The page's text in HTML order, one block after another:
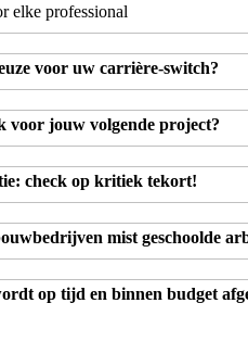
elke professional
voor uw carrière-switch?
voor jouw volgende project?
check op kritiek tekort!
mist geschoolde
op tijd en binnen budget